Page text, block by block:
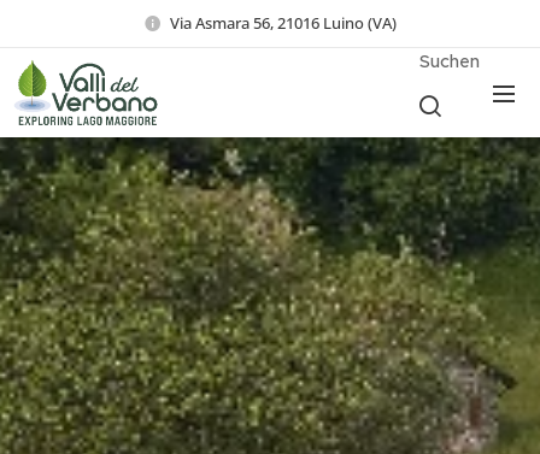
Via Asmara 56, 21016 Luino (VA)
Suchen